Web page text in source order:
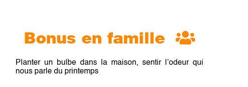
Bonus en famille
Planter un bulbe dans la maison, sentir l’odeur qui
nous parle du printemps